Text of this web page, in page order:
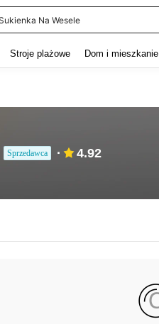
Na Wesele
Stroje plażowe Dom i mieszkanie
Sprzedawca 4.92